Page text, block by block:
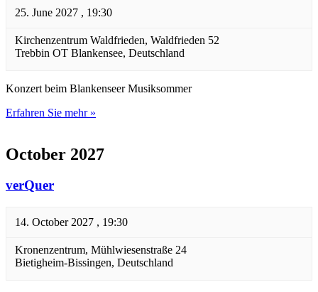
25. June 2027 , 19:30
Kirchenzentrum Waldfrieden, Waldfrieden 52
Trebbin OT Blankensee, Deutschland
Konzert beim Blankenseer Musiksommer
Erfahren Sie mehr »
October 2027
verQuer
14. October 2027 , 19:30
Kronenzentrum, Mühlwiesenstraße 24
Bietigheim-Bissingen, Deutschland